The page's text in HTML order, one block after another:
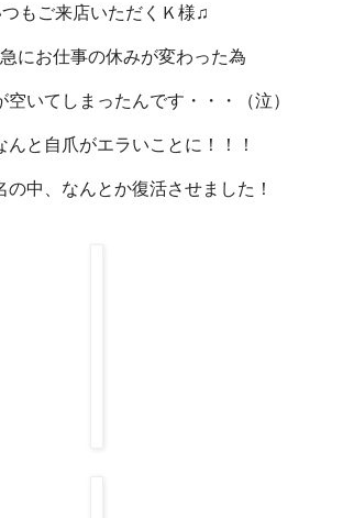
つもご来店いただくＫ様♫
にお仕事の休みが変わった為
空いてしまったんです・・・（泣）
んと自爪がエラいことに！！！
の中、なんとか復活させました！